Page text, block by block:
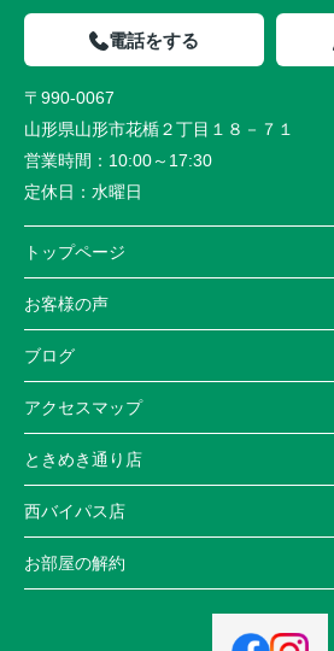
電話をする
〒990-0067
山形県山形市花楯２丁目１８－７１
営業時間： 10:00～17:30
定休日： 水曜日
トップページ
お客様の声
ブログ
アクセスマップ
ときめき通り店
西バイパス店
お部屋の解約